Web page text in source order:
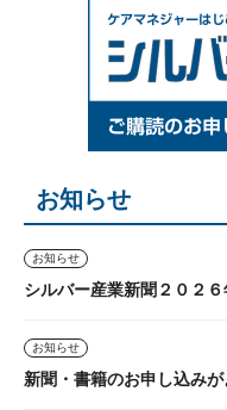
お知らせ
お知らせ
シルバー産業新聞２０２
お知らせ
新聞・書籍のお申し込み